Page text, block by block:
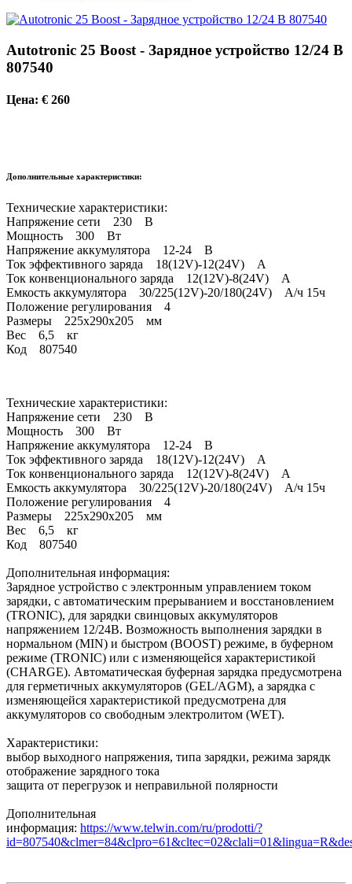
Autotronic 25 Boost - Зарядное устройство 12/24 В
807540
Цена: € 260
Дополнительные характеристики:
Технические характеристики:
Напряжение сети 230 В
Мощность 300 Вт
Напряжение аккумулятора 12-24 В
Ток эффективного заряда 18(12V)-12(24V) А
Ток конвенционального заряда 12(12V)-8(24V) А
Емкость аккумулятора 30/225(12V)-20/180(24V) А/ч 15ч
Положение регулирования 4
Размеры 225x290x205 мм
Вес 6,5 кг
Код 807540
Технические характеристики:
Напряжение сети 230 В
Мощность 300 Вт
Напряжение аккумулятора 12-24 В
Ток эффективного заряда 18(12V)-12(24V) А
Ток конвенционального заряда 12(12V)-8(24V) А
Емкость аккумулятора 30/225(12V)-20/180(24V) А/ч 15ч
Положение регулирования 4
Размеры 225x290x205 мм
Вес 6,5 кг
Код 807540
Дополнительная информация:
Зарядное устройство с электронным управлением током
зарядки, с автоматическим прерыванием и восстановлением
(TRONIC), для зарядки свинцовых аккумуляторов
напряжением 12/24В. Возможность выполнения зарядки в
нормальном (MIN) и быстром (BOOST) режиме, в буферном
режиме (TRONIC) или с изменяющейся характеристикой
(CHARGE). Автоматическая буферная зарядка предусмотрена
для герметичных аккумуляторов (GEL/AGM), а зарядка с
изменяющейся характеристикой предусмотрена для
аккумуляторов со свободным электролитом (WET).
Характеристики:
выбор выходного напряжения, типа зарядки, режима зарядк
отображение зарядного тока
защита от перегрузок и неправильной полярности
Дополнительная
информация: https://www.telwin.com/ru/prodotti/?